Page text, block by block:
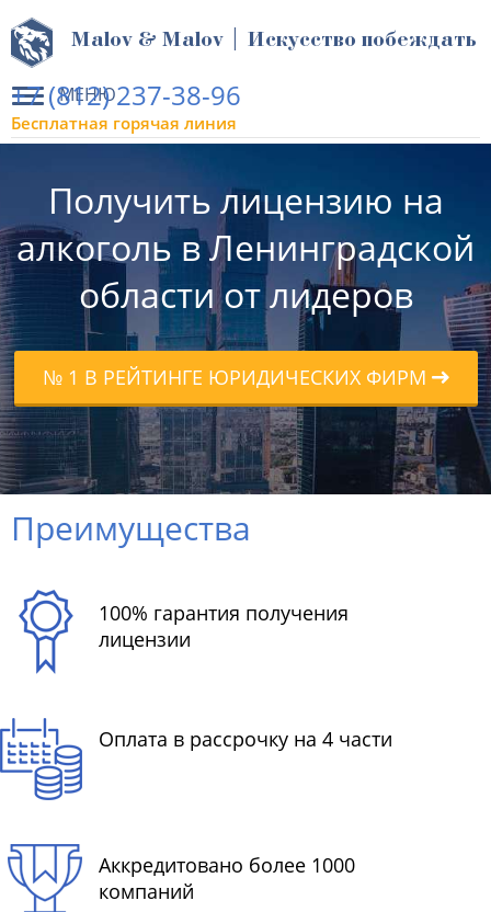
МЕНЮ
Malov & Malov | Искусство побеждать
+7 (812) 237-38-96
Бесплатная горячая линия
Получить лицензию на
алкоголь в Ленинградской
области от лидеров
№ 1 В РЕЙТИНГЕ ЮРИДИЧЕСКИХ ФИРМ
Преимущества
100% гарантия получения
лицензии
Оплата в рассрочку на 4 части
Аккредитовано более 1000
компаний